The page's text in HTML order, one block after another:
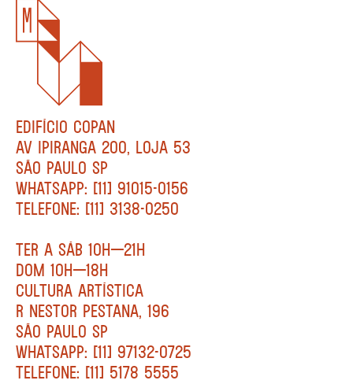
EDIFÍCIO COPAN
AV IPIRANGA 200, LOJA 53
SÃO PAULO SP
WHATSAPP: [11] 91015-0156
TELEFONE: [11] 3138-0250
TER A SÁB 10H—21H
DOM 10H—18H
CULTURA ARTÍSTICA
R NESTOR PESTANA, 196
SÃO PAULO SP
WHATSAPP: [11] 97132-0725
TELEFONE: [11] 5178 5555